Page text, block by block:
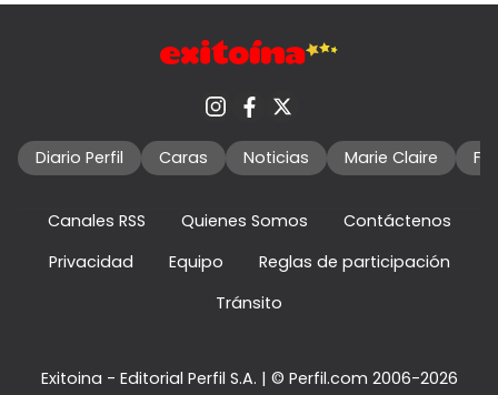
Diario Perfil Caras Noticias Marie Claire
Canales RSS Quienes Somos
Contáctenos
Privacidad
Equipo
Reglas de participación
Tránsito
Exitoina - Editorial Perfil S.A. | © Perfil.com 2006-2026